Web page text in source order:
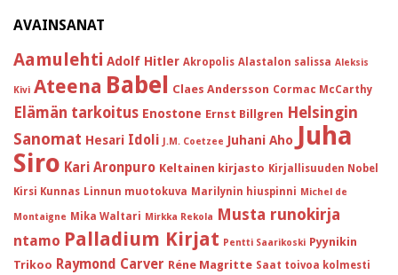
AVAINSANAT
Aamulehti Adolf Hitler Akropolis Alastalon salissa Aleksis
Kivi Ateena Babel Claes Andersson Cormac McCarthy
Elämän tarkoitus Enostone Ernst Billgren Helsingin
Sanomat Hesari Idoli J.M. Coetzee Juhani Aho Juha
Siro Kari Aronpuro Keltainen kirjasto Kirjallisuuden Nobel
Kirsi Kunnas Linnun muotokuva Marilynin hiuspinni Michel de
Montaigne Mika Waltari Mirkka Rekola Musta runokirja
ntamo Palladium Kirjat Pentti Saarikoski Pyynikin
Trikoo Raymond Carver Réne Magritte Saat toivoa kolmesti